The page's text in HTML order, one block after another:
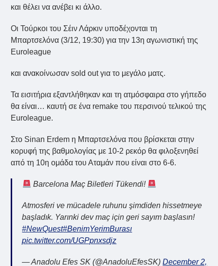
και θέλει να ανέβει κι άλλο.
Οι Τούρκοι του Σέιν Λάρκιν υποδέχονται τη
Μπαρτσελόνα (3/12, 19:30) για την 13η αγωνιστική της
Euroleague
και ανακοίνωσαν sold out για το μεγάλο ματς.
Τα εισιτήρια εξαντλήθηκαν και τη ατμόσφαιρα στο γήπεδο
θα είναι… καυτή σε ένα remake του περσινού τελικού της
Euroleague.
Στο Sinan Erdem η Μπαρτσελόνα που βρίσκεται στην
κορυφή της βαθμολογίας με 10-2 ρεκόρ θα φιλοξενηθεί
από τη 10η ομάδα του Αταμάν που είναι στο 6-6.
Barcelona Maç Biletleri Tükendi!
Atmosferi ve mücadele ruhunu şimdiden hissetmeye
başladık. Yarınki dev maç için geri sayım başlasın!
#NewQuest#BenimYerimBurası
pic.twitter.com/UGPpnxsdjz
— Anadolu Efes SK (@AnadoluEfesSK)December 2,